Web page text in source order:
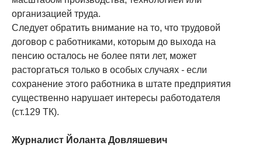
организацией труда.
Следует обратить внимание на то, что трудовой
договор с работниками, которым до выхода на
пенсию осталось не более пяти лет, может
расторгаться только в особых случаях - если
сохранение этого работника в штате предприятия
существенно нарушает интересы работодателя
(ст.129 ТК).
Журналист Йоланта Довляшевич